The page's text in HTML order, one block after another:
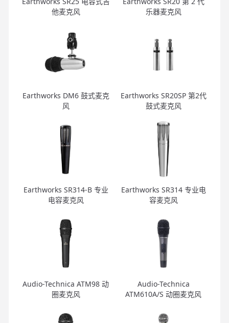
他麦克风
乐器麦克风
Earthworks DM6 鼓式麦克
风
Earthworks SR20SP 第2代
鼓式麦克风
Earthworks SR314-B 专业
电容麦克风
Earthworks SR314 专业电
容麦克风
Audio-Technica ATM98 动
圈麦克风
Audio-Technica
ATM610A/S 动圈麦克风